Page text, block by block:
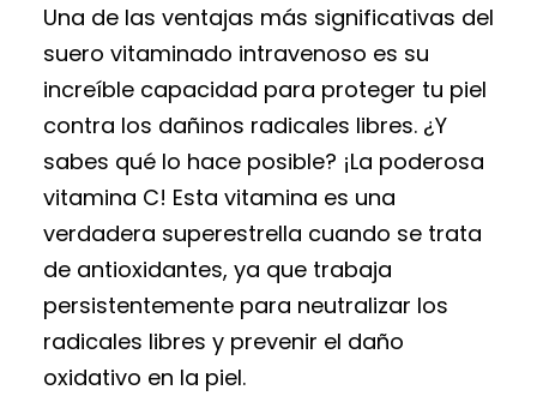
Una de las ventajas más significativas del
suero vitaminado intravenoso es su
increíble capacidad para proteger tu piel
contra los dañinos radicales libres. ¿Y
sabes qué lo hace posible? ¡La poderosa
vitamina C! Esta vitamina es una
verdadera superestrella cuando se trata
de antioxidantes, ya que trabaja
persistentemente para neutralizar los
radicales libres y prevenir el daño
oxidativo en la piel.